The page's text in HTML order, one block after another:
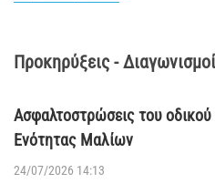
Προκηρύξεις - Διαγωνισμοί
Ασφαλτοστρώσεις του
Ενότητας Μαλίων
24/07/2026 14:13